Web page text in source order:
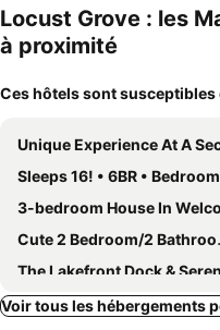
Locust Grove : les
à proximité
Ces hôtels sont susceptibles
Unique Experience At A Secluded Barn Home On Land With Gorgeous Sunset
Sleeps 16! • 6BR • Bedroom TVs • Peaceful Suburb
3-bedroom House In Welcoming Mcdonough With Ac, Wifi. Enjoy Your Stay
Cute 2 Bedroom/2 Bathrooms Home
The Lakefront Dock & Serene Lake Views
Lovely 2 Bed Room
Voir tous les hébergements